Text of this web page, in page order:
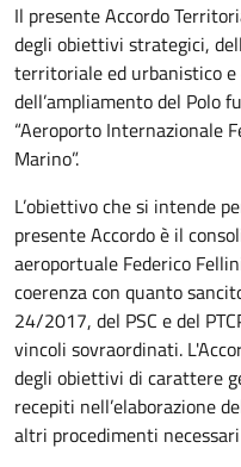
Il presente Accordo
degli obiettivi strategici,
territoriale ed urbanistico
dell’ampliamento del Polo
“Aeroporto Internazionale
Marino”.
L’obiettivo che si intende
presente Accordo è il
aeroportuale Federico
coerenza con quanto
24/2017, del PSC e del
vincoli sovraordinati.
degli obiettivi di carattere
recepiti nell’elaborazione
altri procedimenti